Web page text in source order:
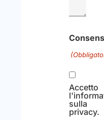
Accetto
sulla
privacy.